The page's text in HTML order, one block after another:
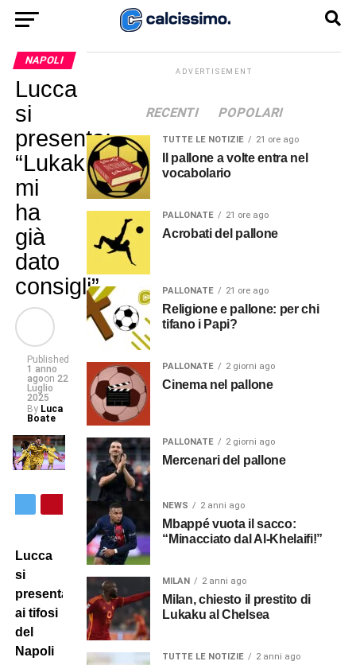
NAPOLI
Lucca
si
presenta:
“Lukaku
mi
ha
già
dato
consigli”
Published
1 anno
agoon 22
Luglio
2025
By Luca
Boate
Lucca
si
presenta
ai tifosi
del
Napoli
ADVERTISEMENT
RECENTI POPOLARI
TUTTE LE NOTIZIE 21 ore ago
Il pallone a volte entra nel
vocabolario
PALLONATE 21 ore ago
Acrobati del pallone
PALLONATE 21 ore ago
Religione e pallone: per chi
tifano i Papi?
PALLONATE 2 giorni ago
Cinema nel pallone
PALLONATE 2 giorni ago
Mercenari del pallone
NEWS 2 anni ago
Mbappé vuota il sacco:
“Minacciato dal Al-Khelaifi!”
MILAN 2 anni ago
Milan, chiesto il prestito di
Lukaku al Chelsea
TUTTE LE NOTIZIE 2 anni ago